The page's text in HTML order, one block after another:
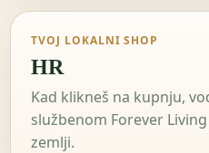
TVOJ LOKALNI SHOP
HR
Kad klikneš na kupnju,
službenom Forever
zemlji.